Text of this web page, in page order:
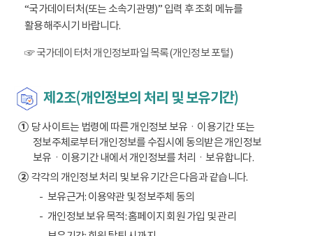
“국가데이터처(또는 소속기관명)” 입력 후 조회 메뉴를
활용해주시기 바랍니다.
☞ 국가데이터처 개인정보파일 목록(개인정보 포털)
제2조(개인정보의 처리 및 보유기간)
①당 사이트는 법령에 따른 개인정보 보유ㆍ이용기간 또는
정보주체로부터 개인정보를 수집시에 동의받은 개인정보
보유ㆍ이용기간 내에서 개인정보를 처리ㆍ보유합니다.
②각각의 개인정보 처리 및 보유 기간은 다음과 같습니다.
보유근거: 이용약관 및 정보주체 동의
개인정보 보유 목적: 홈페이지 회원 가입 및 관리